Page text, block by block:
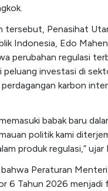
tersebut, Penasihat
Indonesia, Edo
perubahan regulasi
peluang investasi di
karbon
babak baru
politik kami
produk regulasi,” ujar
Peraturan Menteri
6 Tahun 2026 menjadi